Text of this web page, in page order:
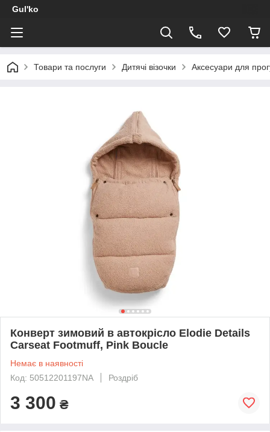
Gul'ko
Товари та послуги Дитячі візочки Аксесуари для
Конверт зимовий в автокрісло Elodie Details
Carseat Footmuff, Pink Boucle
Немає в наявності
Код: 50512201197NA
Роздріб
3 300 ₴